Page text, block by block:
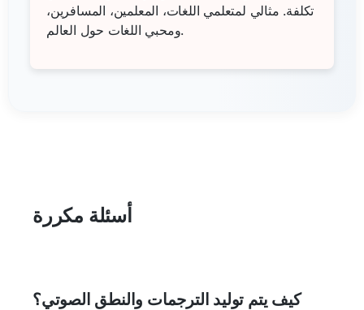
تكلفة. مثالي لمتعلمي اللغات، المعلمين، المسافرين،
ومحبي اللغات حول العالم.
أسئلة مكررة
كيف يتم توليد الترجمات والنطق الصوتي؟